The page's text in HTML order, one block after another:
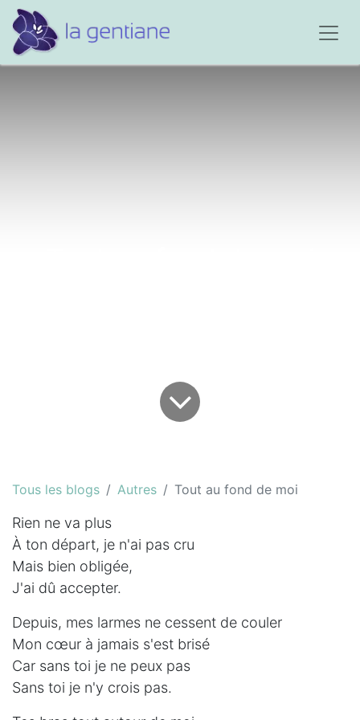
Tous les blogs Autres Tout au fond de moi
Rien ne va plus
À ton départ, je n'ai pas cru
Mais bien obligée,
J'ai dû accepter.
Depuis, mes larmes ne cessent de couler
Mon cœur à jamais s'est brisé
Car sans toi je ne peux pas
Sans toi je n'y crois pas.